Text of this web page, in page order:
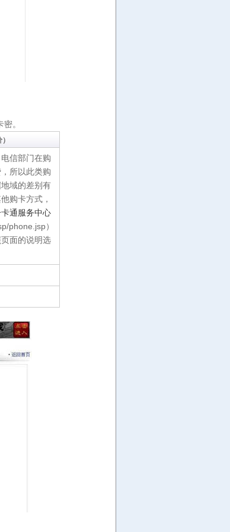
。
信部门在购
所以此类购
域的差别有
购卡方式，
通服务中心
phone.jsp）
面的说明选